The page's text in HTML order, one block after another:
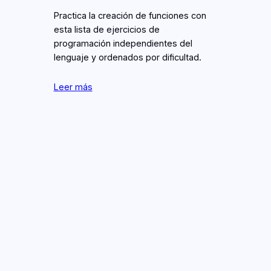
Practica la creación de funciones con
esta lista de ejercicios de
programación independientes del
lenguaje y ordenados por dificultad.
Leer más